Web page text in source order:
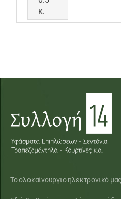
κ.
Το ολοκαίνουργιο ηλεκτρονικό